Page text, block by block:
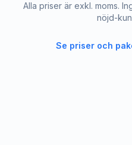
Alla priser är exkl. moms.
nöjd-
Se priser och